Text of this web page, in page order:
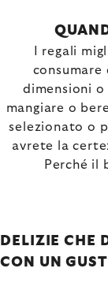
I regali
consumare
dimensioni
mangiare o
selezionato o
avrete la
Perché il
DELIZIE CHE
CON UN